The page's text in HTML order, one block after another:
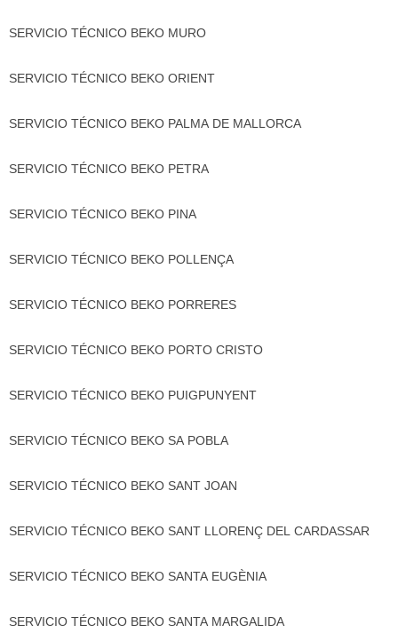
SERVICIO TÉCNICO BEKO MURO
SERVICIO TÉCNICO BEKO ORIENT
SERVICIO TÉCNICO BEKO PALMA DE MALLORCA
SERVICIO TÉCNICO BEKO PETRA
SERVICIO TÉCNICO BEKO PINA
SERVICIO TÉCNICO BEKO POLLENÇA
SERVICIO TÉCNICO BEKO PORRERES
SERVICIO TÉCNICO BEKO PORTO CRISTO
SERVICIO TÉCNICO BEKO PUIGPUNYENT
SERVICIO TÉCNICO BEKO SA POBLA
SERVICIO TÉCNICO BEKO SANT JOAN
SERVICIO TÉCNICO BEKO SANT LLORENÇ DEL CARDASSAR
SERVICIO TÉCNICO BEKO SANTA EUGÈNIA
SERVICIO TÉCNICO BEKO SANTA MARGALIDA